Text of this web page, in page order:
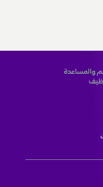
والمساعدة